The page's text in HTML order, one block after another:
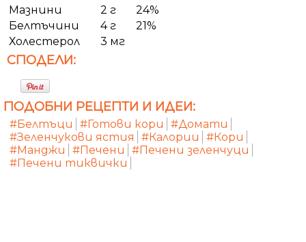
Мазнини
2 г
24%
Белтъчини
4 г
21%
Холестерол
3 мг
СПОДЕЛИ:
ПОДОБНИ РЕЦЕПТИ И ИДЕИ:
#Белтъци #Готови кори
#Домати
#Зеленчукови ястия
#Калории
#Кори
#Манджи
#Печени
#Печени зеленчуци
#Печени тиквички